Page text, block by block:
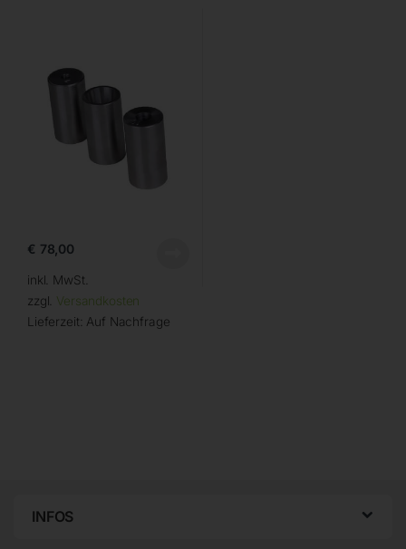
€ 78,00
inkl. MwSt.
zzgl. Versandkosten
Lieferzeit: Auf Nachfrage
INFOS